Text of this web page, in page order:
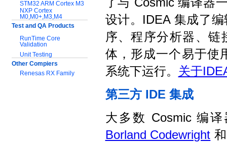
STM32 ARM Cortex M3
NXP Cortex
M0,M0+,M3,M4
Test and QA Products
RunTime Core
Validation
Unit Testing
Other Compiers
Renesas RX Family
设计。IDEA 集成了
序、程序分析器、链
体，形成一个易于使
系统下运行。 关于
第三方 IDE 集成
大多数 Cosmic 编
Borland Codewright 和